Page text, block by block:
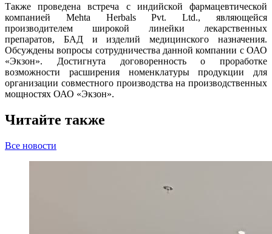
Также проведена встреча с индийской фармацевтической
компанией Mehta Herbals Pvt. Ltd., являющейся
производителем широкой линейки лекарственных
препаратов, БАД и изделий медицинского назначения.
Обсуждены вопросы сотрудничества данной компании с ОАО
«Экзон». Достигнута договоренность о проработке
возможности расширения номенклатуры продукции для
организации совместного производства на производственных
мощностях ОАО «Экзон».
Читайте также
Все новости